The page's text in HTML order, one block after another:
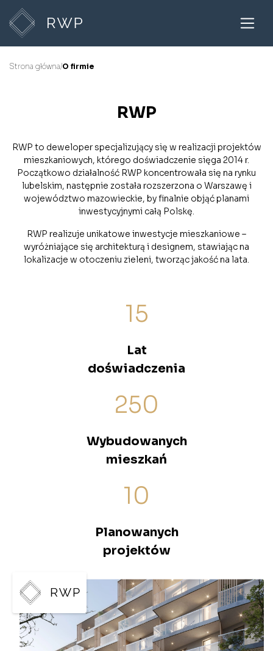
Strona główna/O firmie
RWP
RWP to deweloper specjalizujący się w realizacji projektów
mieszkaniowych, którego doświadczenie sięga 2014 r.
Początkowo działalność RWP koncentrowała się na rynku
lubelskim, następnie została rozszerzona o Warszawę i
województwo mazowieckie, by finalnie objąć planami
inwestycyjnymi całą Polskę.
RWP realizuje unikatowe inwestycje mieszkaniowe –
wyróżniające się architekturą i designem, stawiając na
lokalizacje w otoczeniu zieleni, tworząc jakość na lata.
15
Lat
doświadczenia
250
Wybudowanych
mieszkań
10
Planowanych
projektów